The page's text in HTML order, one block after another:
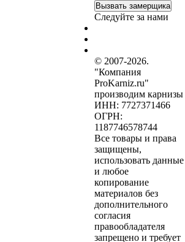
Вызвать замерщика
Следуйте за нами
© 2007-2026.
"Компания
ProKarniz.ru"
производим карнизы
ИНН: 7727371466
ОГРН:
1187746578744
Все товары и права
защищены,
использовать данные
и любое
копирование
материалов без
дополнительного
согласия
правообладателя
запрещено и требует